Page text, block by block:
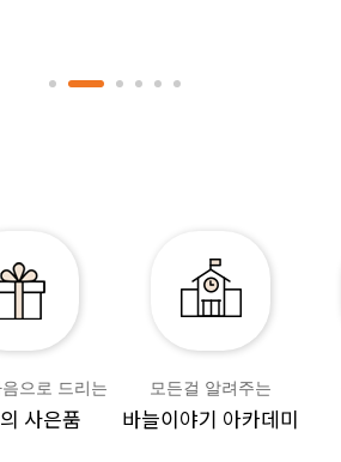
으로 드리는
사은품
모든걸 알려주는
바늘이야기 아카데미